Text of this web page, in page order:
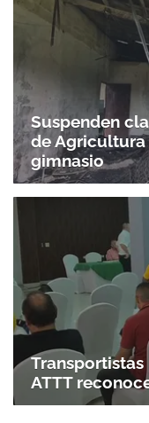
Suspenden
de Agricultura
gimnasio
ATTT